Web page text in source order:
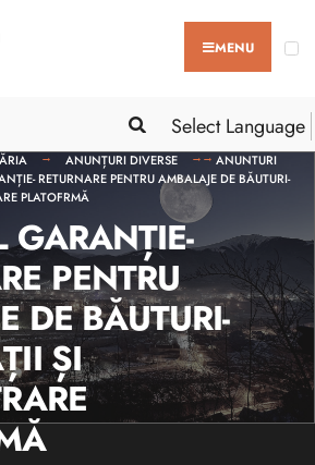
MENU
Select Language
ANUNȚURI DIVERSE
ANUNTURI
RETURNARE PENTRU AMBALAJE DE BĂUTURI-
PLATOFRMĂ
GARANȚIE-
PENTRU
DE BĂUTURI-
ȘI